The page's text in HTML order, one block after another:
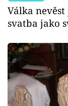
Válka
svatba jako